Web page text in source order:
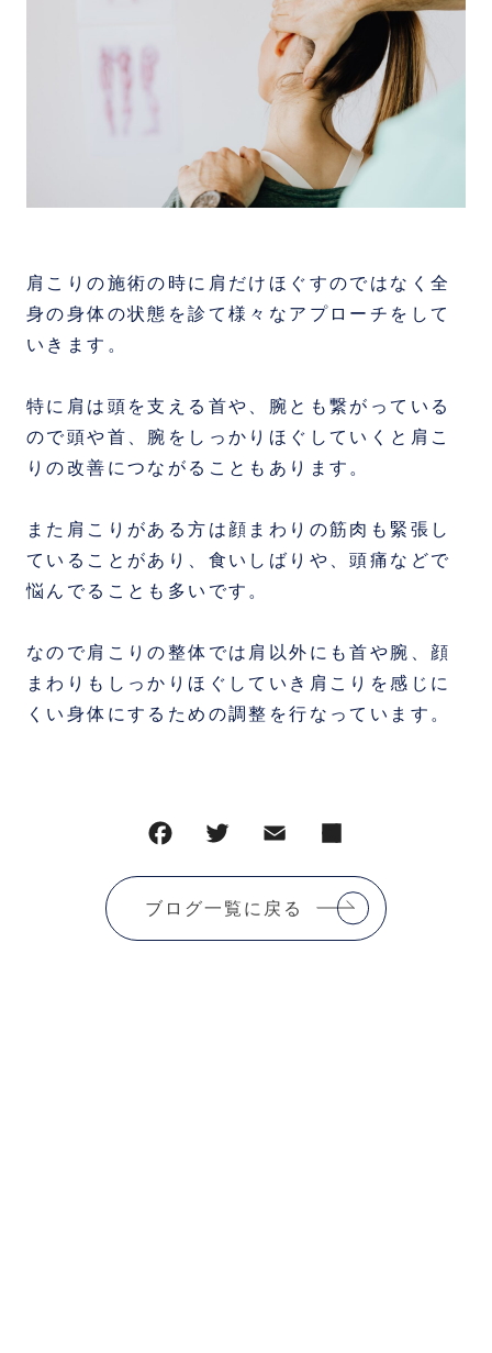
肩こりの施術の時に肩だけほぐすのではなく全
身の身体の状態を診て様々なアプローチをして
いきます。
特に肩は頭を支える首や、腕とも繋がっている
ので頭や首、腕をしっかりほぐしていくと肩こ
りの改善につながることもあります。
また肩こりがある方は顔まわりの筋肉も緊張し
ていることがあり、食いしばりや、頭痛などで
悩んでることも多いです。
なので肩こりの整体では肩以外にも首や腕、顔
まわりもしっかりほぐしていき肩こりを感じに
くい身体にするための調整を行なっています。
ブログ一覧に戻る